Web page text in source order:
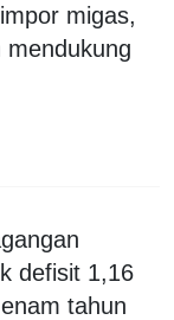
migas,
mendukung
defisit 1,16
tahun